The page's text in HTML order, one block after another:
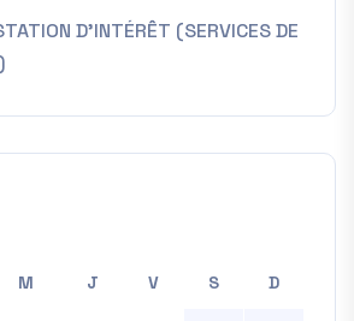
D’INTÉRÊT (SERVICES DE
M J V S D